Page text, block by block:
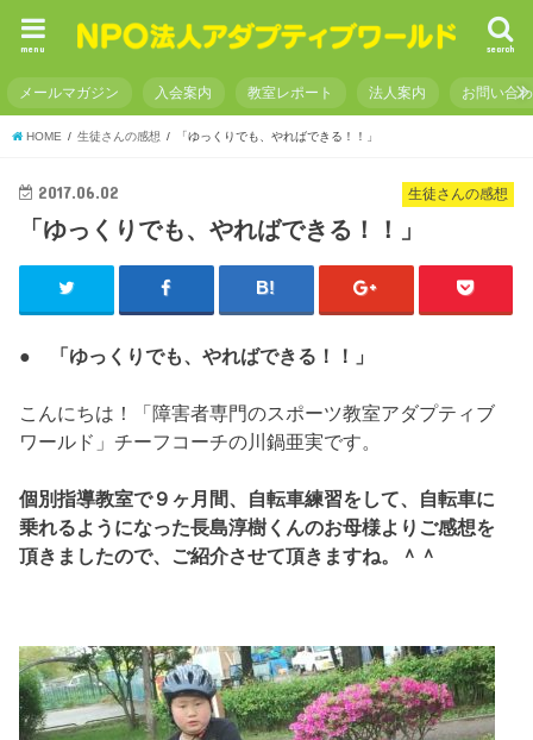
search
menu
メールマガジン 入会案内 教室レポート 法人案内 お問い合
HOME 生徒さんの感想 「ゆっくりでも、やればできる！！」
生徒さんの感想
2017.06.02
「ゆっくりでも、やればできる！！」
● 「ゆっくりでも、やればできる！！」
こんにちは！「障害者専門のスポーツ教室アダプティブ
ワールド」チーフコーチの川鍋亜実です。
個別指導教室で９ヶ月間、自転車練習をして、自転車に
乗れるようになった長島淳樹くんのお母様よりご感想を
頂きましたので、ご紹介させて頂きますね。＾＾